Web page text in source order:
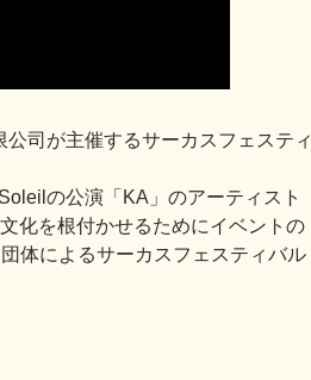
公司 が主催するサーカスフェスティ
の公演「KA」のアーティスト
化を根付かせるためにイベントの
体によるサーカスフェスティバル